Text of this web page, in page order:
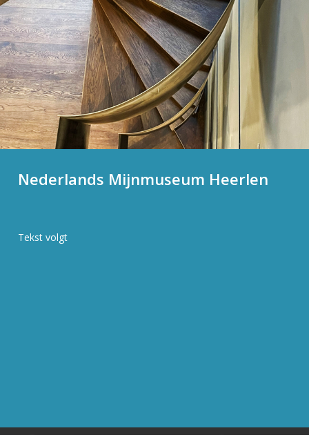
Nederlands Mijnmuseum Heerlen
Tekst volgt